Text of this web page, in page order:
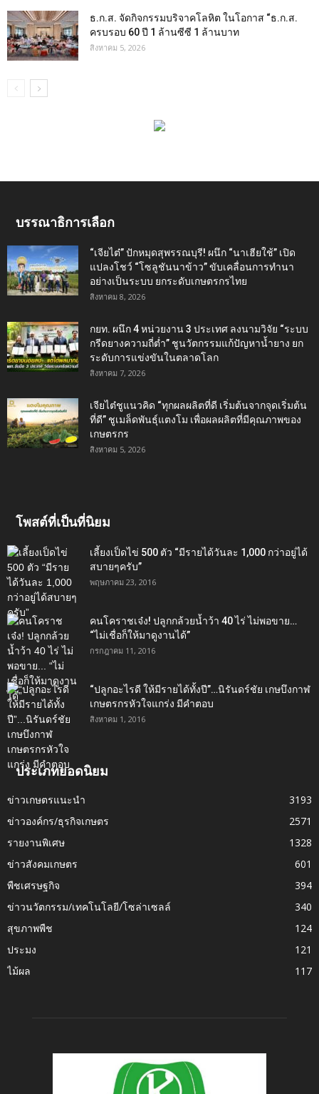
ธ.ก.ส. จัดกิจกรรมบริจาคโลหิต ในโอกาส “ธ.ก.ส.
ครบรอบ 60 ปี 1 ล้านซีซี 1 ล้านบาท
สิงหาคม 5, 2026
บรรณาธิการเลือก
“เจียไต๋” ปักหมุดสุพรรณบุรี! ผนึก “นาเฮียใช้” เปิด
แปลงโชว์ “โซลูชันนาข้าว” ขับเคลื่อนการทำนา
อย่างเป็นระบบ ยกระดับเกษตรกรไทย
สิงหาคม 8, 2026
กยท. ผนึก 4 หน่วยงาน 3 ประเทศ ลงนามวิจัย “ระบบ
กรีดยางความถี่ต่ำ” ชูนวัตกรรมแก้ปัญหาน้ำยาง ยก
ระดับการแข่งขันในตลาดโลก
สิงหาคม 7, 2026
เจียไต๋ชูแนวคิด “ทุกผลผลิตที่ดี เริ่มต้นจากจุดเริ่มต้น
ที่ดี” ชูเมล็ดพันธุ์แตงโม เพื่อผลผลิตที่มีคุณภาพของ
เกษตรกร
สิงหาคม 5, 2026
โพสต์ที่เป็นที่นิยม
เลี้ยงเป็ดไข่ 500 ตัว “มีรายได้วันละ 1,000 กว่าอยู่ได้
สบายๆครับ”
พฤษภาคม 23, 2016
คนโคราชเจ๋ง! ปลูกกล้วยน้ำว้า 40 ไร่ ไม่พอขาย…
“ไม่เชื่อก็ให้มาดูงานได้”‬
กรกฎาคม 11, 2016
“ปลูกอะไรดี ให้มีรายได้ทั้งปี”…นิรันดร์ชัย เกษบึงกาฬ
เกษตรกรหัวใจแกร่ง มีคำตอบ
สิงหาคม 1, 2016
ประเภทยอดนิยม
ข่าวเกษตรแนะนำ
3193
ข่าวองค์กร/ธุรกิจเกษตร
2571
รายงานพิเศษ
1328
ข่าวสังคมเกษตร
601
พืชเศรษฐกิจ
394
ข่าวนวัตกรรม/เทคโนโลยี/โซล่าเซลล์
340
สุขภาพพืช
124
ประมง
121
ไม้ผล
117